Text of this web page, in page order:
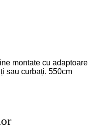
montate cu adaptoare
sau curbați. 550cm